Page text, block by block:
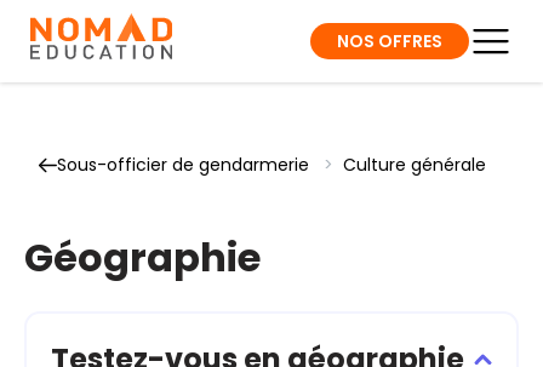
NOS OFFRES
Sous-officier de gendarmerie > Culture générale
Géographie